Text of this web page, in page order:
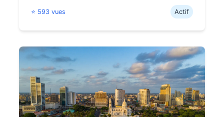
⭐ 593 vues Actif